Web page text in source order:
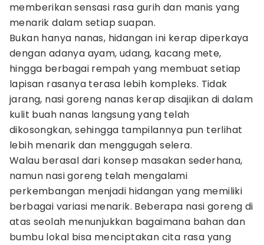
memberikan sensasi rasa gurih dan manis yang
menarik dalam setiap suapan.
Bukan hanya nanas, hidangan ini kerap diperkaya
dengan adanya ayam, udang, kacang mete,
hingga berbagai rempah yang membuat setiap
lapisan rasanya terasa lebih kompleks. Tidak
jarang, nasi goreng nanas kerap disajikan di dalam
kulit buah nanas langsung yang telah
dikosongkan, sehingga tampilannya pun terlihat
lebih menarik dan menggugah selera.
Walau berasal dari konsep masakan sederhana,
namun nasi goreng telah mengalami
perkembangan menjadi hidangan yang memiliki
berbagai variasi menarik. Beberapa nasi goreng di
atas seolah menunjukkan bagaimana bahan dan
bumbu lokal bisa menciptakan cita rasa yang